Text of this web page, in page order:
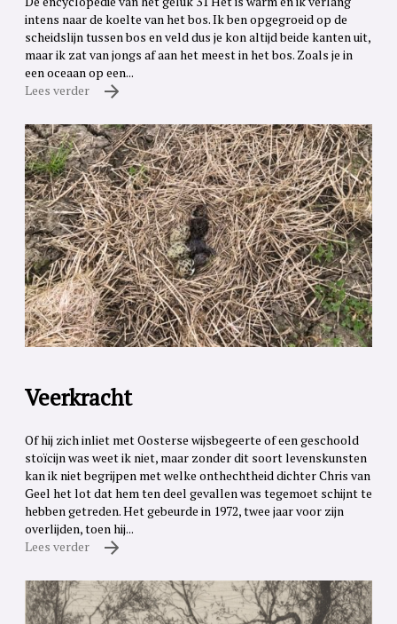
intens naar de koelte van het bos. Ik ben opgegroeid op de
scheidslijn tussen bos en veld dus je kon altijd beide kanten uit,
maar ik zat van jongs af aan het meest in het bos. Zoals je in
een oceaan op een...
Lees verder
Veerkracht
Of hij zich inliet met Oosterse wijsbegeerte of een geschoold
stoïcijn was weet ik niet, maar zonder dit soort levenskunsten
kan ik niet begrijpen met welke onthechtheid dichter Chris van
Geel het lot dat hem ten deel gevallen was tegemoet schijnt te
hebben getreden. Het gebeurde in 1972, twee jaar voor zijn
overlijden, toen hij...
Lees verder